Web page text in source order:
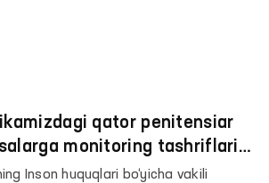
qator penitensiar
monitoring tashriflari
Inson huquqlari bo‘yicha vakili